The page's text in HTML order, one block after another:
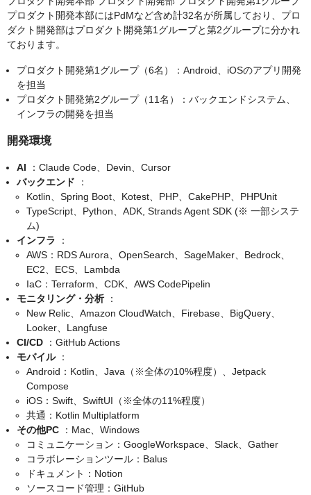
プロダクト開発本部にはPdMなど含め計32名が所属しており、プロ
ダクト開発部はプロダクト開発第1グループと第2グループに分かれ
ております。
プロダクト開発第1グループ（6名）：Android、iOSのアプリ開発
を担当
プロダクト開発第2グループ（11名）：バックエンドシステム、
インフラの開発を担当
開発環境
AI ：Claude Code、Devin、Cursor
バックエンド ：
Kotlin、Spring Boot、Kotest、PHP、CakePHP、PHPUnit
TypeScript、Python、ADK, Strands Agent SDK (※ 一部システ
ム)
インフラ
：
AWS：RDS Aurora、OpenSearch、SageMaker、Bedrock、
EC2、ECS、Lambda
IaC：Terraform、CDK、AWS CodePipelin
モニタリング・分析：
New Relic、Amazon CloudWatch、Firebase、BigQuery、
Looker、Langfuse
CI/CD ：GitHub Actions
モバイル：
Android：Kotlin、Java（※全体の10%程度）、Jetpack
Compose
iOS：Swift、SwiftUI（※全体の11%程度）
共通：Kotlin Multiplatform
その他PC ：Mac、Windows
コミュニケーション：GoogleWorkspace、Slack、Gather
コラボレーションツール：Balus
ドキュメント：Notion
ソースコード管理：GitHub